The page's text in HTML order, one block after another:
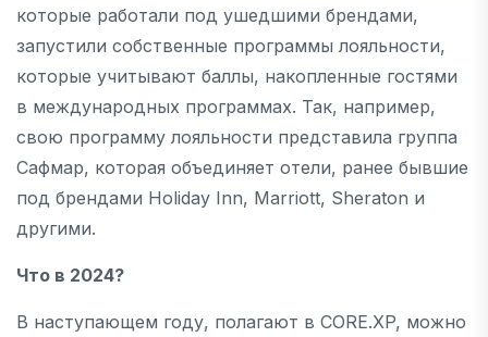
которые работали под ушедшими брендами,
запустили собственные программы лояльности,
которые учитывают баллы, накопленные гостями
в международных программах. Так, например,
свою программу лояльности представила группа
Сафмар, которая объединяет отели, ранее бывшие
под брендами Holiday Inn, Marriott, Sheraton и
другими.
Что в 2024?
В наступающем году, полагают в CORE.XP, можно